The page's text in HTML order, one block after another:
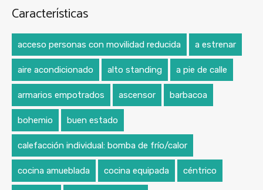
Características
acceso personas con movilidad reducida a estrenar
aire acondicionado alto standing a pie de calle
armarios empotrados ascensor barbacoa
bohemio buen estado
calefacción individual: bomba de frío/calor
cocina amueblada cocina equipada céntrico